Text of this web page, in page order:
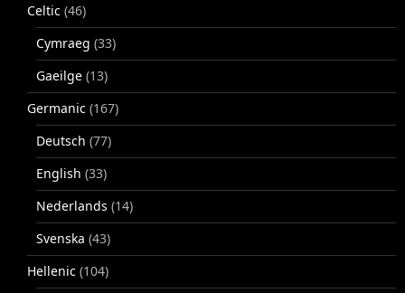
Celtic (46)
Cymraeg (33)
Gaeilge (13)
Germanic (167)
Deutsch (77)
English (33)
Nederlands (14)
Svenska (43)
Hellenic (104)